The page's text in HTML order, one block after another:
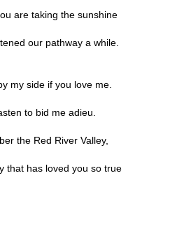
are taking the sunshine
our pathway a while.
my side if you love me.
to bid me adieu.
the Red River Valley,
that has loved you so true